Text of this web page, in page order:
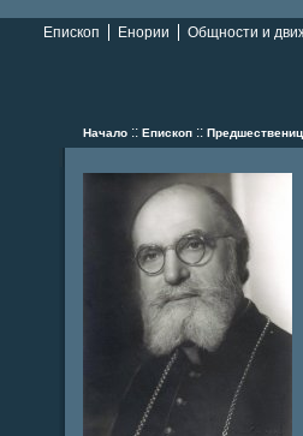
Епископ Енории Общности и
Начало :: Епископ ::